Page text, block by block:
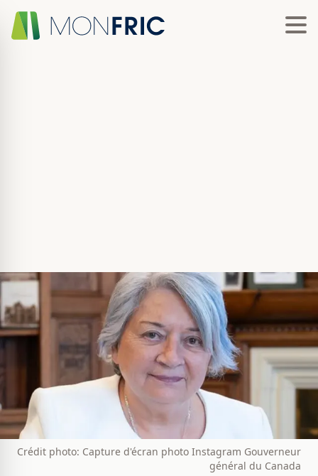
Crédit photo: Capture d'écran photo Instagram Gouverneur
général du Canada